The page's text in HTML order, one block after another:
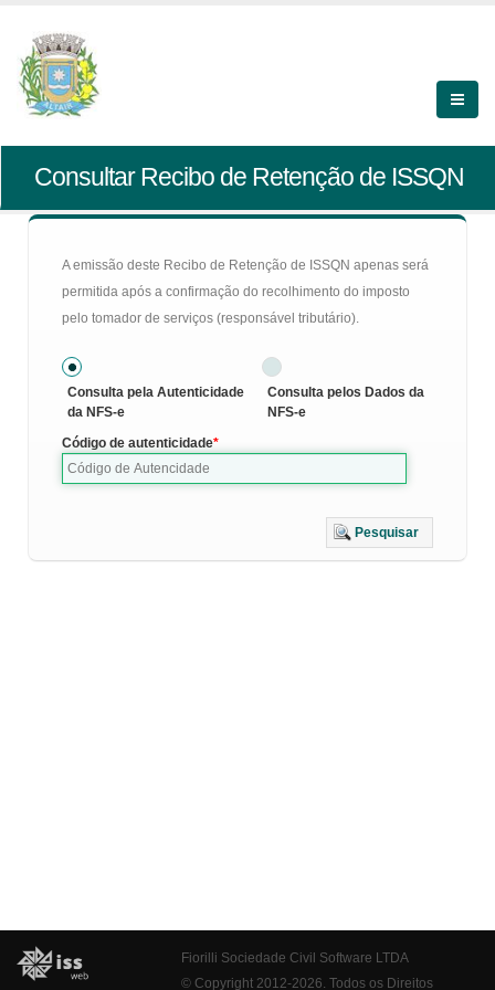
Consultar Recibo de Retenção de ISSQN
A emissão deste Recibo de Retenção de ISSQN apenas será
permitida após a confirmação do recolhimento do imposto
pelo tomador de serviços (responsável tributário).
Consulta pela Autenticidade
da NFS-e
Consulta pelos Dados da
NFS-e
Código de autenticidade
Pesquisar
Fiorilli Sociedade Civil Software LTDA
© Copyright 2012-2026. Todos os Direitos